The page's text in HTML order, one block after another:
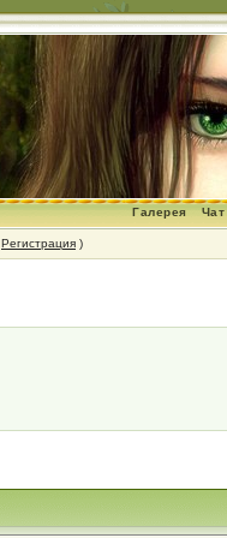
Чат
Галерея
Регистрация )